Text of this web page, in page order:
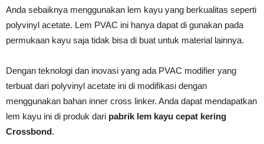
Anda sebaiknya menggunakan lem kayu yang berkualitas seperti
polyvinyl acetate. Lem PVAC ini hanya dapat di gunakan pada
permukaan kayu saja tidak bisa di buat untuk material lainnya.
Dengan teknologi dan inovasi yang ada PVAC modifier yang
terbuat dari polyvinyl acetate ini di modifikasi dengan
menggunakan bahan inner cross linker. Anda dapat mendapatkan
lem kayu ini di produk dari pabrik lem kayu cepat kering
Crossbond.